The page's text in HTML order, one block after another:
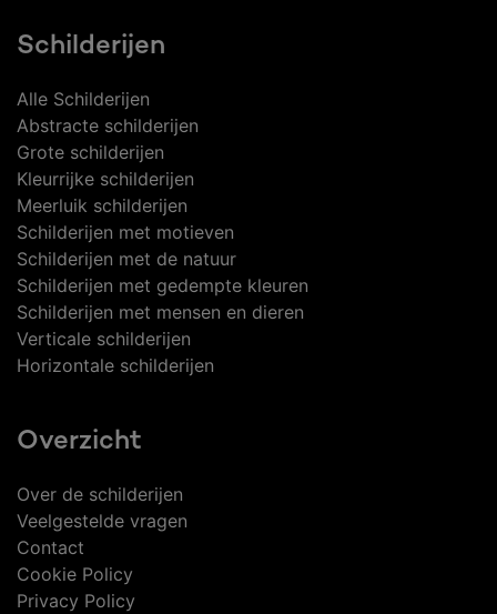
Schilderijen
Alle Schilderijen
Abstracte schilderijen
Grote schilderijen
Kleurrijke schilderijen
Meerluik schilderijen
Schilderijen met motieven
Schilderijen met de natuur
Schilderijen met gedempte kleuren
Schilderijen met mensen en dieren
Verticale schilderijen
Horizontale schilderijen
Overzicht
Over de schilderijen
Veelgestelde vragen
Contact
Cookie Policy
Privacy Policy